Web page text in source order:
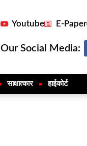
Youtube E-Paper
Our Social Media:
साक्षात्कार हाईकोर्ट